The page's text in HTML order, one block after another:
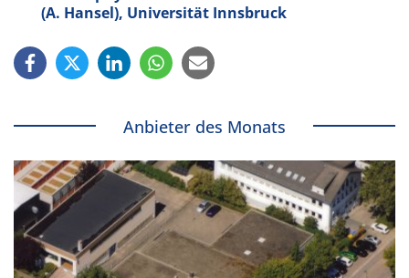
(A. Hansel), Universität Innsbruck
Anbieter des Monats